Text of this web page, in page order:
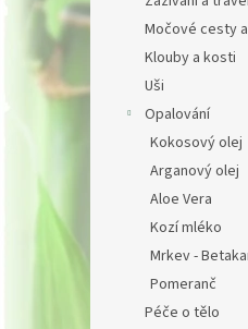
Močové cesty
Klouby a kosti
Uši
Opalování
Kokosový olej
Arganový olej
Aloe Vera
Kozí mléko
Mrkev -
Pomeranč
Péče o tělo